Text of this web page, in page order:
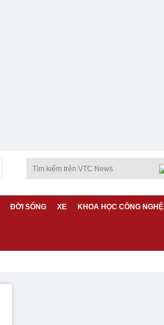
ĐỜI SỐNG XE KHOA HỌC CÔNG NGHỆ